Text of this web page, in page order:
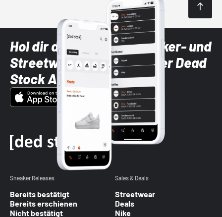
Hol dir die neuesten Sneaker- und
Streetwear-Brands mit der Dead
Stock App
Sneaker Releases
Bereits bestätigt
Bereits erschienen
Nicht bestätigt
Sales & Deals
Streetwear
Deals
Nike